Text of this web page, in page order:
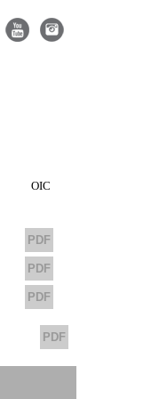
OIC
PDF
PDF
PDF
PDF